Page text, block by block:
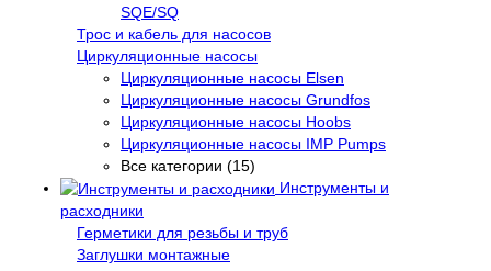
SQE/SQ
Трос и кабель для насосов
Циркуляционные насосы
Циркуляционные насосы Elsen
Циркуляционные насосы Grundfos
Циркуляционные насосы Hoobs
Циркуляционные насосы IMP Pumps
Все категории (15)
Инструменты и
расходники
Герметики для резьбы и труб
Заглушки монтажные